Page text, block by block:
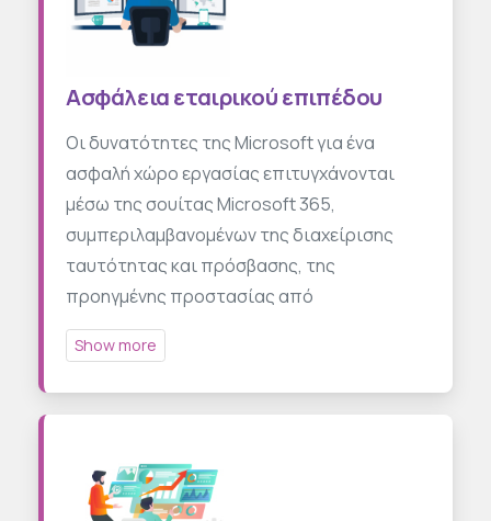
Ασφάλεια εταιρικού επιπέδου
Οι δυνατότητες της Microsoft για ένα
ασφαλή χώρο εργασίας επιτυγχάνονται
μέσω της σουίτας Microsoft 365,
συμπεριλαμβανομένων της διαχείρισης
ταυτότητας και πρόσβασης, της
προηγμένης προστασίας από